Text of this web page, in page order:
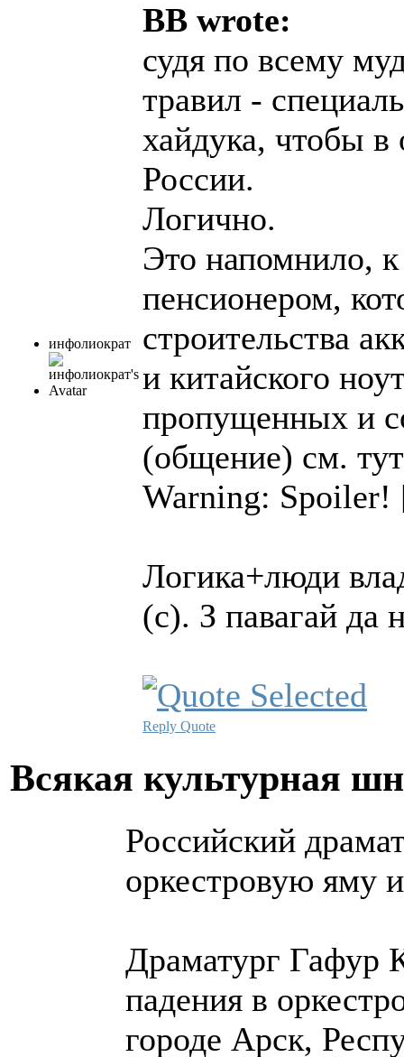
инфолиократ
BB wrote:
судя по всему
травил -
хайдука, чтобы в
России.
Логично.
Это напомнило,
пенсионером,
строительства
и китайского
пропущенных и
(общение) см.
Warning: Spoiler!
Логика+люди
(с). З павагай да
Reply Quote
Всякая культурная
Российский
оркестровую яму
Драматург Гафур
падения в
городе Арск,